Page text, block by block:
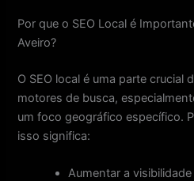
Por que o SEO Local é
Aveiro?
O SEO local é uma parte crucial
motores de busca,
um foco geográfico específico.
isso significa:
Aumentar a